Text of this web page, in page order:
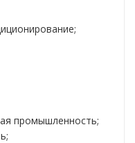
промышленность;